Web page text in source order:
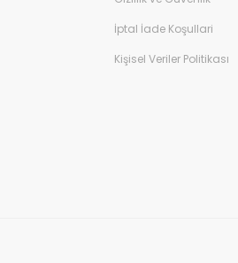
İptal İade Koşullari
Kişisel Veriler Politikası